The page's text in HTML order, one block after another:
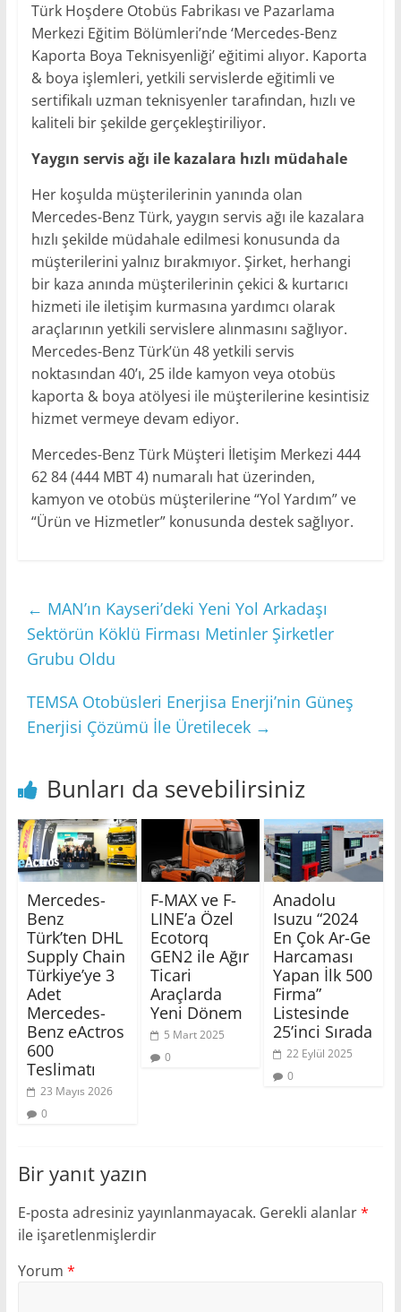
Türk Hoşdere Otobüs Fabrikası ve Pazarlama
Merkezi Eğitim Bölümleri’nde ‘Mercedes-Benz
Kaporta Boya Teknisyenliği’ eğitimi alıyor. Kaporta
& boya işlemleri, yetkili servislerde eğitimli ve
sertifikalı uzman teknisyenler tarafından, hızlı ve
kaliteli bir şekilde gerçekleştiriliyor.
Yaygın servis ağı ile kazalara hızlı müdahale
Her koşulda müşterilerinin yanında olan
Mercedes-Benz Türk, yaygın servis ağı ile kazalara
hızlı şekilde müdahale edilmesi konusunda da
müşterilerini yalnız bırakmıyor. Şirket, herhangi
bir kaza anında müşterilerinin çekici & kurtarıcı
hizmeti ile iletişim kurmasına yardımcı olarak
araçlarının yetkili servislere alınmasını sağlıyor.
Mercedes-Benz Türk’ün 48 yetkili servis
noktasından 40’ı, 25 ilde kamyon veya otobüs
kaporta & boya atölyesi ile müşterilerine kesintisiz
hizmet vermeye devam ediyor.
Mercedes-Benz Türk Müşteri İletişim Merkezi 444
62 84 (444 MBT 4) numaralı hat üzerinden,
kamyon ve otobüs müşterilerine “Yol Yardım” ve
“Ürün ve Hizmetler” konusunda destek sağlıyor.
← MAN’ın Kayseri’deki Yeni Yol Arkadaşı
Sektörün Köklü Firması Metinler Şirketler
Grubu Oldu
TEMSA Otobüsleri Enerjisa Enerji’nin Güneş
Enerjisi Çözümü İle Üretilecek →
Bunları da sevebilirsiniz
Mercedes-
Benz
Türk’ten DHL
Supply Chain
Türkiye’ye 3
Adet
Mercedes-
Benz eActros
600
Teslimatı
23 Mayıs 2026
0
F-MAX ve F-
LINE’a Özel
Ecotorq
GEN2 ile Ağır
Ticari
Araçlarda
Yeni Dönem
5 Mart 2025
0
Anadolu
Isuzu “2024
En Çok Ar-Ge
Harcaması
Yapan İlk 500
Firma”
Listesinde
25’inci Sırada
22 Eylül 2025
0
Bir yanıt yazın
E-posta adresiniz yayınlanmayacak. Gerekli alanlar*
ile işaretlenmişlerdir
Yorum *